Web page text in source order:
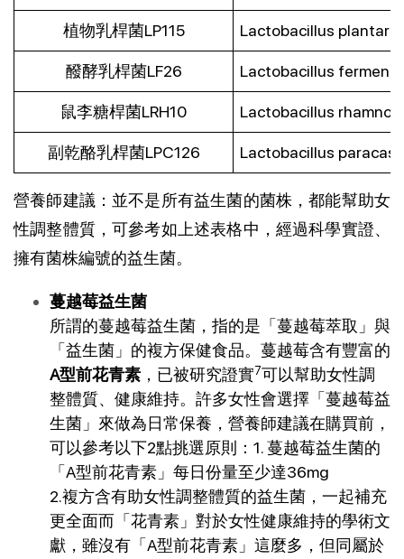
植物乳桿菌LP115 Lactobacillus
醱酵乳桿菌LF26 Lactobacillus
鼠李糖桿菌LRH10 Lactobacillus
副乾酪乳桿菌LPC126 Lactobacillus
營養師建議：並不是所有益生菌的菌株，都能幫助女
性調整體質，可參考如上述表格中，經過科學實證、
擁有菌株編號的益生菌。
蔓越莓益生菌
所謂的蔓越莓益生菌，指的是「蔓越莓萃取」與
「益生菌」的複方保健食品。蔓越莓含有豐富的
A型前花青素 ，已被研究證實7可以幫助女性調
整體質、健康維持。許多女性會選擇「蔓越莓益
生菌」來做為日常保養，營養師建議在購買前，
可以參考以下2點挑選原則：1. 蔓越莓益生菌的
「A型前花青素」每日份量至少達36mg
2.複方含有助女性調整體質的益生菌，一起補充
更全面而「花青素」對於女性健康維持的學術文
獻，雖沒有「A型前花青素」這麼多，但同屬於